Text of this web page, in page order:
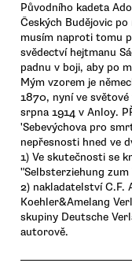
Původního kadeta
Českých Budějovic
musím naproti tomu
svědectví hejtmanu
padnu v boji, aby po
Mým vzorem je
1870, nyní ve
srpna 1914 v Anloy.
'Sebevýchova pro
nepřesnosti hned ve
1) Ve skutečnosti se
"Selbsterziehung zum
2) nakladatelství C.F.
Koehler&Amelang
skupiny Deutsche
autorově.